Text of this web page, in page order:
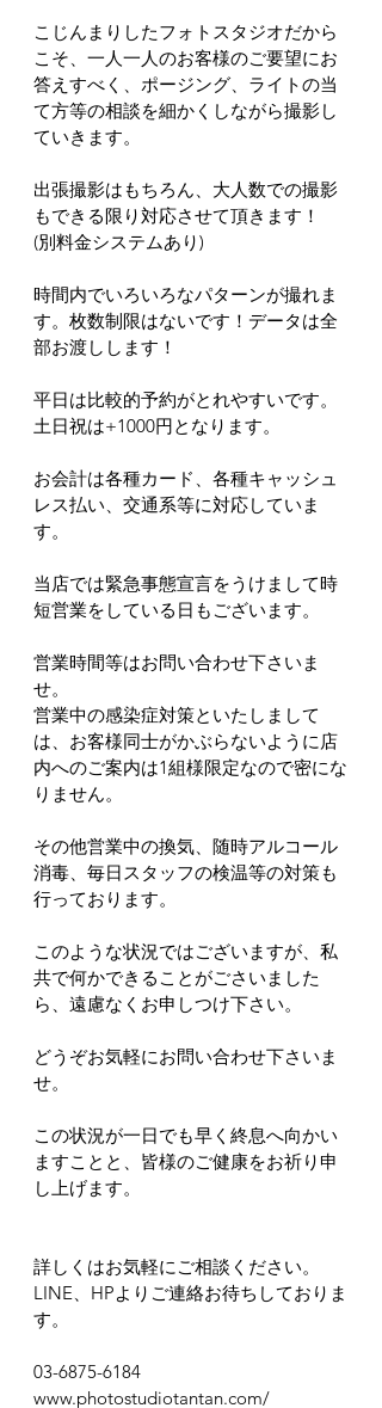
こじんまりしたフォトスタジオだから
こそ、一人一人のお客様のご要望にお
答えすべく、ポージング、ライトの当
て方等の相談を細かくしながら撮影し
ていきます。
出張撮影はもちろん、大人数での撮影
もできる限り対応させて頂きます！
(別料金システムあり)
時間内でいろいろなパターンが撮れま
す。枚数制限はないです！データは全
部お渡しします！
平日は比較的予約がとれやすいです。
土日祝は+1000円となります。
お会計は各種カード、各種キャッシュ
レス払い、交通系等に対応していま
す。
当店では緊急事態宣言をうけまして時
短営業をしている日もございます。
営業時間等はお問い合わせ下さいま
せ。
営業中の感染症対策といたしまして
は、お客様同士がかぶらないように店
内へのご案内は1組様限定なので密にな
りません。
その他営業中の換気、随時アルコール
消毒、毎日スタッフの検温等の対策も
行っております。
このような状況ではございますが、私
共で何かできることがごさいました
ら、遠慮なくお申しつけ下さい。
どうぞお気軽にお問い合わせ下さいま
せ。
この状況が一日でも早く終息へ向かい
ますことと、皆様のご健康をお祈り申
し上げます。
詳しくはお気軽にご相談ください。
LINE、HPよりご連絡お待ちしておりま
す。
03-6875-6184
www.photostudiotantan.com/